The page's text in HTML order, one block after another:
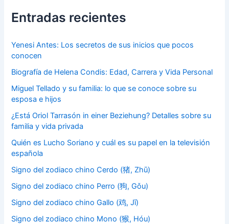
Entradas recientes
Yenesi Antes: Los secretos de sus inicios que pocos
conocen
Biografía de Helena Condis: Edad, Carrera y Vida Personal
Miguel Tellado y su familia: lo que se conoce sobre su
esposa e hijos
¿Está Oriol Tarrasón in einer Beziehung? Detalles sobre su
familia y vida privada
Quién es Lucho Soriano y cuál es su papel en la televisión
española
Signo del zodiaco chino Cerdo (猪, Zhū)
Signo del zodiaco chino Perro (狗, Gǒu)
Signo del zodiaco chino Gallo (鸡, Jī)
Signo del zodiaco chino Mono (猴, Hóu)